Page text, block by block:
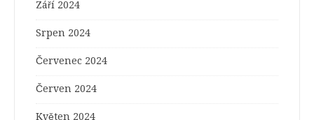
Září 2024
Srpen 2024
Červenec 2024
Červen 2024
Květen 2024